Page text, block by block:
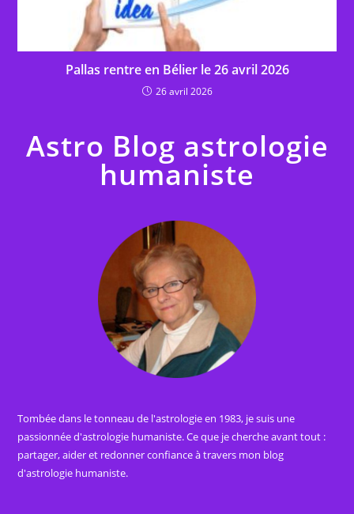
Pallas rentre en Bélier le 26 avril 2026
26 avril 2026
Astro Blog astrologie
humaniste
Tombée dans le tonneau de l'astrologie en 1983, je suis une
passionnée d'astrologie humaniste. Ce que je cherche avant tout :
partager, aider et redonner confiance à travers mon blog
d'astrologie humaniste.